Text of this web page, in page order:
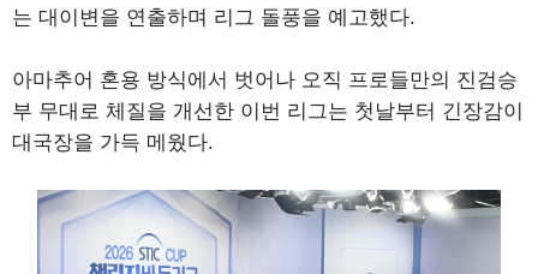
는 대이변을 연출하며 리그 돌풍을 예고했다.
아마추어 혼용 방식에서 벗어나 오직 프로들만의 진검승
부 무대로 체질을 개선한 이번 리그는 첫날부터 긴장감이
대국장을 가득 메웠다.